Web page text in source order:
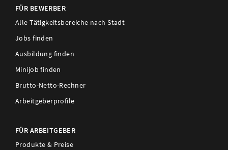
FÜR BEWERBER
Alle Tätigkeitsbereiche nach Stadt
Jobs finden
Ausbildung finden
Minijob finden
Brutto-Netto-Rechner
Arbeitgeberprofile
FÜR ARBEITGEBER
Produkte & Preise